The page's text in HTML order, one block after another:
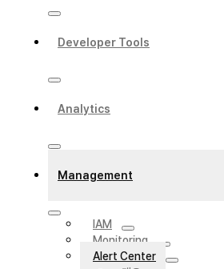
Developer Tools
Analytics
Management
IAM
Monitoring
Alert Center